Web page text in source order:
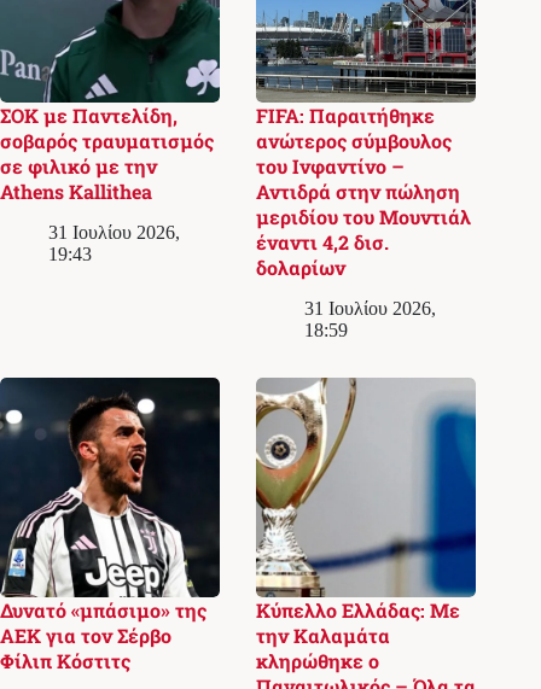
ΣΟΚ με Παντελίδη,
σοβαρός τραυματισμός
σε φιλικό με την
Athens Kallithea
31 Ιουλίου 2026,
19:43
FIFA: Παραιτήθηκε
ανώτερος σύμβουλος
του Ινφαντίνο –
Αντιδρά στην πώληση
μεριδίου του Μουντιάλ
έναντι 4,2 δισ.
δολαρίων
31 Ιουλίου 2026,
18:59
Δυνατό «μπάσιμο» της
ΑΕΚ για τον Σέρβο
Φίλιπ Κόστιτς
Κύπελλο Ελλάδας: Με
την Καλαμάτα
κληρώθηκε ο